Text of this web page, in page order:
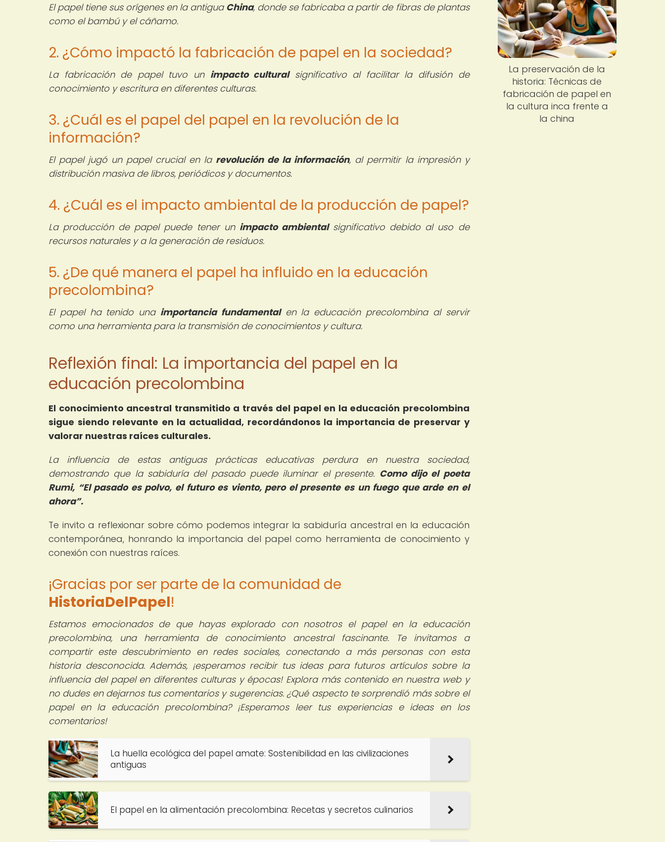
El papel tiene sus orígenes en la antigua China, donde se fabricaba a partir de fibras de plantas
como el bambú y el cáñamo.
2. ¿Cómo impactó la fabricación de papel en la sociedad?
La fabricación de papel tuvo un impacto culturalsignificativo al facilitar la difusión de
conocimiento y escritura en diferentes culturas.
3. ¿Cuál es el papel del papel en la revolución de la
información?
El papel jugó un papel crucial en la revolución de la información, al permitir la impresión y
distribución masiva de libros, periódicos y documentos.
4. ¿Cuál es el impacto ambiental de la producción de papel?
La producción de papel puede tener un impacto ambientalsignificativo debido al uso de
recursos naturales y a la generación de residuos.
5. ¿De qué manera el papel ha influido en la educación
precolombina?
El papel ha tenido una importancia fundamentalen la educación precolombina al servir
como una herramienta para la transmisión de conocimientos y cultura.
Reflexión final: La importancia del papel en la
educación precolombina
El conocimiento ancestral transmitido a través del papel en la educación precolombina
sigue siendo relevante en la actualidad, recordándonos la importancia de preservar y
valorar nuestras raíces culturales.
La influencia de estas antiguas prácticas educativas perdura en nuestra sociedad,
demostrando que la sabiduría del pasado puede iluminar el presente. Como dijo el poeta
Rumi,
El pasado es polvo, el futuro es viento, pero el presente es un fuego que arde en el
ahora .
Te invito a reflexionar sobre cómo podemos integrar la sabiduría ancestral en la educación
contemporánea, honrando la importancia del papel como herramienta de conocimiento y
conexión con nuestras raíces.
¡Gracias por ser parte de la comunidad de
HistoriaDelPapel!
Estamos emocionados de que hayas explorado con nosotros el papel en la educación
precolombina, una herramienta de conocimiento ancestral fascinante. Te invitamos a
compartir este descubrimiento en redes sociales, conectando a más personas con esta
historia desconocida. Además, ¡esperamos recibir tus ideas para futuros artículos sobre la
influencia del papel en diferentes culturas y épocas! Explora más contenido en nuestra web y
no dudes en dejarnos tus comentarios y sugerencias. ¿Qué aspecto te sorprendió más sobre el
papel en la educación precolombina? ¡Esperamos leer tus experiencias e ideas en los
comentarios!
La huella ecológica del papel amate: Sostenibilidad en las civilizaciones
antiguas
El papel en la alimentación precolombina: Recetas y secretos culinarios
La preservación de la
historia: Técnicas de
fabricación de papel en
la cultura inca frente a
la china